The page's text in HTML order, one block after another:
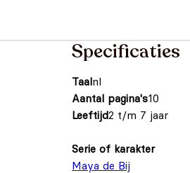
Specificaties
Taalnl
Aantal pagina's10
Leeftijd2 t/m 7 jaar
Serie of karakter
Maya de Bij